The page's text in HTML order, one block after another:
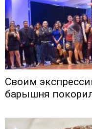
Своим
барышня